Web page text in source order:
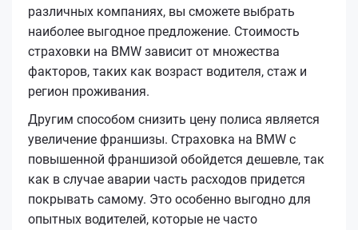
различных компаниях, вы сможете выбрать
наиболее выгодное предложение. Стоимость
страховки на BMW зависит от множества
факторов, таких как возраст водителя, стаж и
регион проживания.
Другим способом снизить цену полиса является
увеличение франшизы. Страховка на BMW с
повышенной франшизой обойдется дешевле, так
как в случае аварии часть расходов придется
покрывать самому. Это особенно выгодно для
опытных водителей, которые не часто